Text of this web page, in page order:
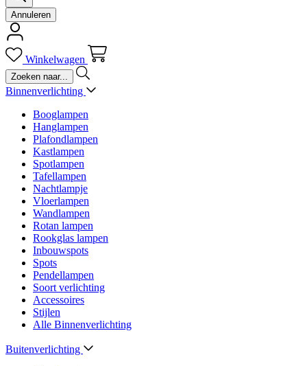
Annuleren
Winkelwagen
Binnenverlichting
Booglampen
Hanglampen
Plafondlampen
Kastlampen
Spotlampen
Tafellampen
Nachtlampje
Vloerlampen
Wandlampen
Rotan lampen
Rookglas lampen
Inbouwspots
Spots
Pendellampen
Soort verlichting
Accessoires
Stijlen
Alle Binnenverlichting
Buitenverlichting